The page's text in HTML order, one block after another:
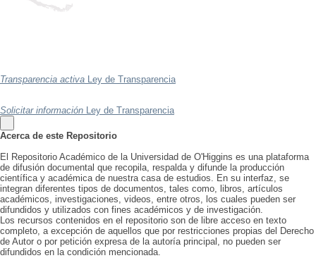
Transparencia activa Ley de Transparencia
Solicitar información Ley de Transparencia
Acerca de este Repositorio
El Repositorio Académico de la Universidad de O'Higgins es una plataforma
de difusión documental que recopila, respalda y difunde la producción
científica y académica de nuestra casa de estudios. En su interfaz, se
integran diferentes tipos de documentos, tales como, libros, artículos
académicos, investigaciones, videos, entre otros, los cuales pueden ser
difundidos y utilizados con fines académicos y de investigación.
Los recursos contenidos en el repositorio son de libre acceso en texto
completo, a excepción de aquellos que por restricciones propias del Derecho
de Autor o por petición expresa de la autoría principal, no pueden ser
difundidos en la condición mencionada.